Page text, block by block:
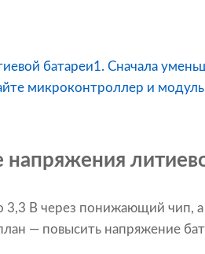
батареи1. Сначала
микроконтроллер и
напряжения
В через понижающий чип, а
— повысить напряжение